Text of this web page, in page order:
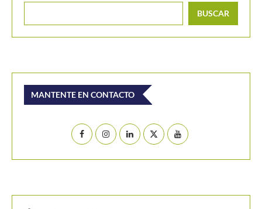
BUSCAR
MANTENTE EN CONTACTO